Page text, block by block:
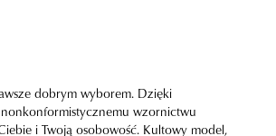
dobrym wyborem. Dzięki
wzornictwu
i Twoją osobowość. Kultowy model,